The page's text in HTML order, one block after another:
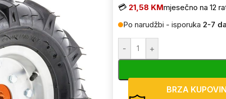
💳 21,58 KMmjesečno na 12
Po narudžbi - isporuka 2-7
- +
BRZA